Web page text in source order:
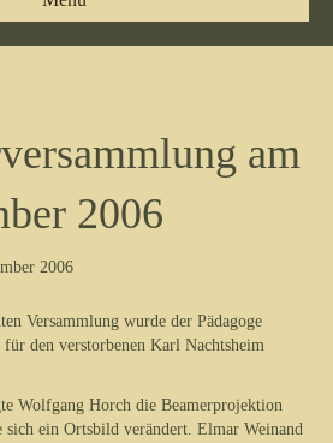
am
2006
2006
Versammlung wurde der Pädagoge
den verstorbenen Karl Nachtsheim
Wolfgang Horch die Beamerprojektion
sich ein Ortsbild verändert. Elmar Weinand